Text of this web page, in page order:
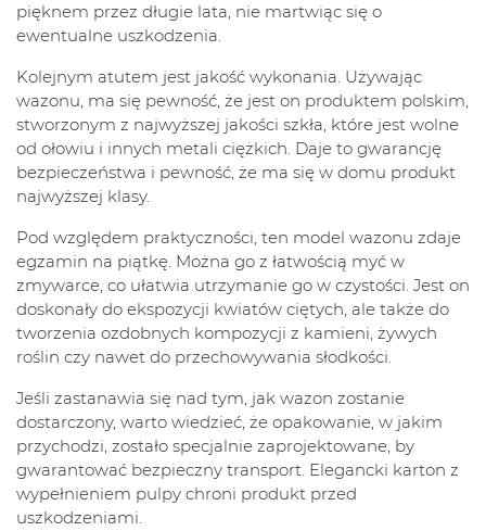
pięknem przez długie lata, nie martwiąc się o
ewentualne uszkodzenia.
Kolejnym atutem jest jakość wykonania. Używając
wazonu, ma się pewność, że jest on produktem polskim,
stworzonym z najwyższej jakości szkła, które jest wolne
od ołowiu i innych metali ciężkich. Daje to gwarancję
bezpieczeństwa i pewność, że ma się w domu produkt
najwyższej klasy.
Pod względem praktyczności, ten model wazonu zdaje
egzamin na piątkę. Można go z łatwością myć w
zmywarce, co ułatwia utrzymanie go w czystości. Jest on
doskonały do ekspozycji kwiatów ciętych, ale także do
tworzenia ozdobnych kompozycji z kamieni, żywych
roślin czy nawet do przechowywania słodkości.
Jeśli zastanawia się nad tym, jak wazon zostanie
dostarczony, warto wiedzieć, że opakowanie, w jakim
przychodzi, zostało specjalnie zaprojektowane, by
gwarantować bezpieczny transport. Elegancki karton z
wypełnieniem pulpy chroni produkt przed
uszkodzeniami.